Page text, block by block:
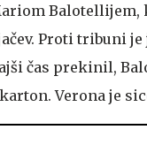
Proti tribuni
čas prekinil,
Verona je